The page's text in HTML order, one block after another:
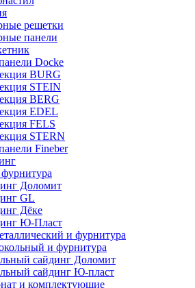
решетки
панели
Docke
BURG
STEIN
BERG
EDEL
FELS
STERN
Fineber
Доломит
GL
Дёке
Ю-Пласт
и фурнитура
и фурнитура
сайдинг Доломит
сайдинг Ю-пласт
и комплектующие